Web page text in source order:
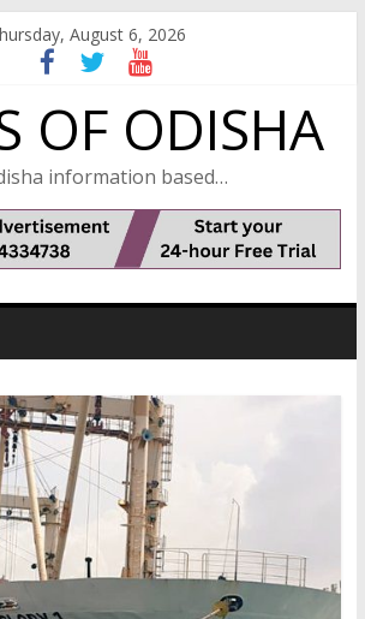
August 6, 2026
OF ODISHA
information based…